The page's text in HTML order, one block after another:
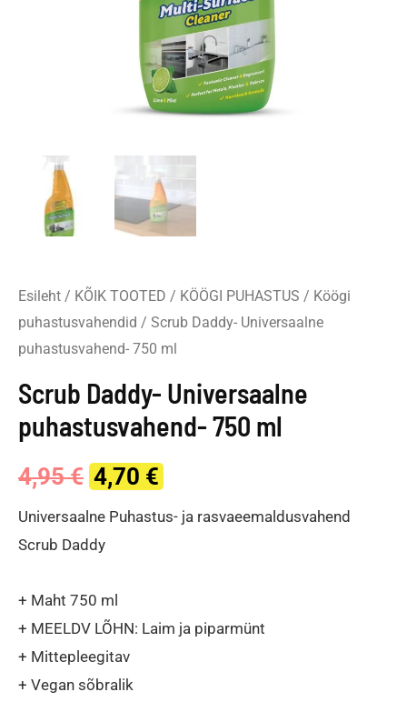
Esileht / KÕIK TOOTED / KÖÖGI PUHASTUS / Köögi
puhastusvahendid / Scrub Daddy- Universaalne
puhastusvahend- 750 ml
Scrub Daddy- Universaalne
puhastusvahend- 750 ml
4,95€ Original
price
was:
4,95 €.
4,70 €Current
price
Universaalne Puhastus- ja rasvaeemaldusvahend
Scrub Daddy
+ Maht 750 ml
+ MEELDV LÕHN: Laim ja piparmünt
+ Mittepleegitav
+ Vegan sõbralik